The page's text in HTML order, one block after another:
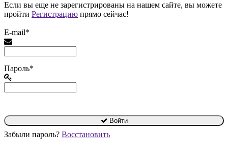
Если вы еще не зарегистрированы на нашем сайте, вы можете
пройти Регистрацию прямо сейчас!
E-mail*
Пароль*
Войти
Забыли пароль? Восстановить